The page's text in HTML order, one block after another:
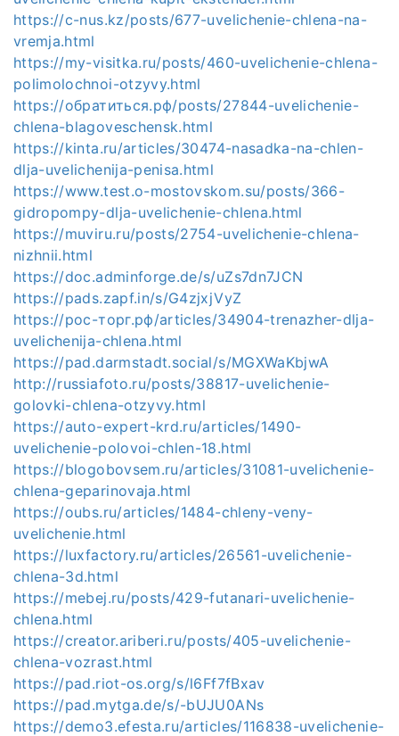
https://c-nus.kz/posts/677-uvelichenie-chlena-na-
vremja.html
https://my-visitka.ru/posts/460-uvelichenie-chlena-
polimolochnoi-otzyvy.html
https://обратиться.рф/posts/27844-uvelichenie-
chlena-blagoveschensk.html
https://kinta.ru/articles/30474-nasadka-na-chlen-
dlja-uvelichenija-penisa.html
https://www.test.o-mostovskom.su/posts/366-
gidropompy-dlja-uvelichenie-chlena.html
https://muviru.ru/posts/2754-uvelichenie-chlena-
nizhnii.html
https://doc.adminforge.de/s/uZs7dn7JCN
https://pads.zapf.in/s/G4zjxjVyZ
https://рос-торг.рф/articles/34904-trenazher-dlja-
uvelichenija-chlena.html
https://pad.darmstadt.social/s/MGXWaKbjwA
http://russiafoto.ru/posts/38817-uvelichenie-
golovki-chlena-otzyvy.html
https://auto-expert-krd.ru/articles/1490-
uvelichenie-polovoi-chlen-18.html
https://blogobovsem.ru/articles/31081-uvelichenie-
chlena-geparinovaja.html
https://oubs.ru/articles/1484-chleny-veny-
uvelichenie.html
https://luxfactory.ru/articles/26561-uvelichenie-
chlena-3d.html
https://mebej.ru/posts/429-futanari-uvelichenie-
chlena.html
https://creator.ariberi.ru/posts/405-uvelichenie-
chlena-vozrast.html
https://pad.riot-os.org/s/l6Ff7fBxav
https://pad.mytga.de/s/-bUJU0ANs
https://demo3.efesta.ru/articles/116838-uvelichenie-